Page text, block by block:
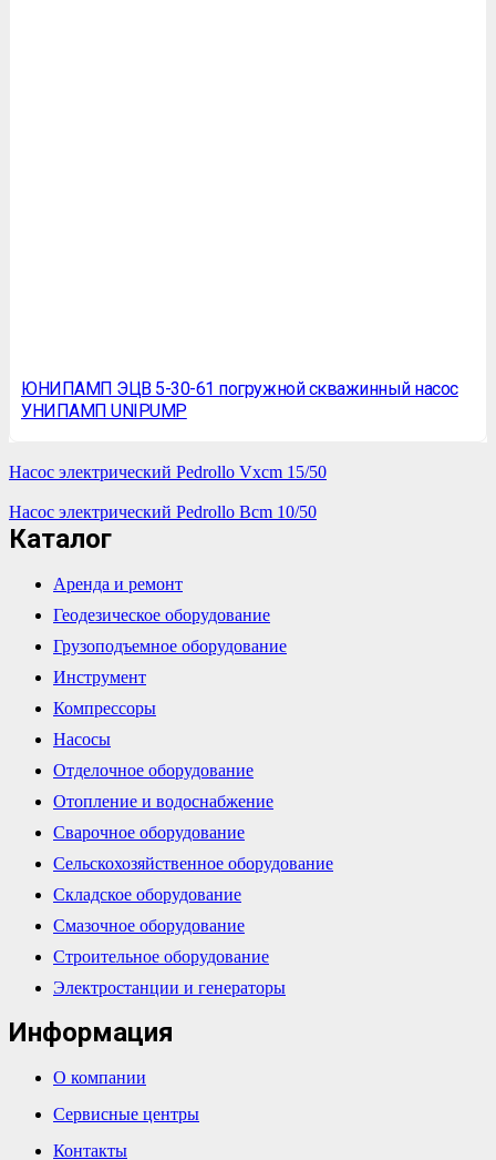
ЮНИПАМП ЭЦВ 5-30-61 погружной скважинный насос
УНИПАМП UNIPUMP
Насос электрический Pedrollo Vxcm 15/50
Насос электрический Pedrollo Bcm 10/50
Каталог
Аренда и ремонт
Геодезическое оборудование
Грузоподъемное оборудование
Инструмент
Компрессоры
Насосы
Отделочное оборудование
Отопление и водоснабжение
Сварочное оборудование
Сельскохозяйственное оборудование
Складское оборудование
Смазочное оборудование
Строительное оборудование
Электростанции и генераторы
Информация
О компании
Сервисные центры
Контакты